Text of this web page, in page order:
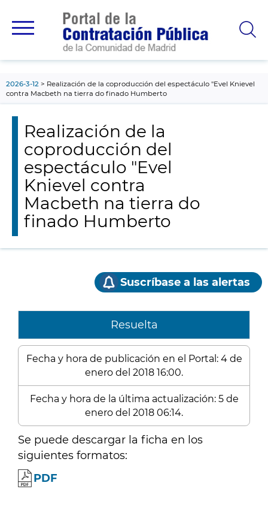
principal
2026-3-12
Realización de la coproducción del espectáculo "Evel Knievel
contra Macbeth na tierra do finado Humberto
Realización de la
coproducción del
espectáculo "Evel
Knievel contra
Macbeth na tierra do
finado Humberto
Suscríbase a las alertas
Resuelta
Fecha y hora de publicación en el Portal: 4 de
enero del 2018 16:00.
Fecha y hora de la última actualización: 5 de
enero del 2018 06:14.
Se puede descargar la ficha en los
siguientes formatos:
PDF